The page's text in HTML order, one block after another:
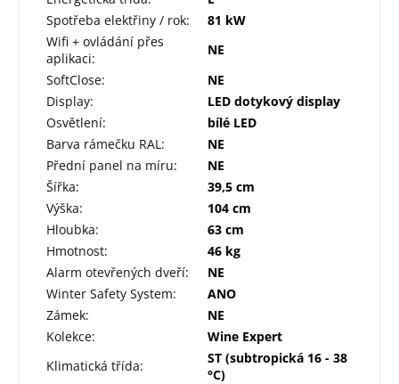
Spotřeba elektřiny / rok:
81 kW
Wifi + ovládání přes
aplikaci:
NE
SoftClose:
NE
Display:
LED dotykový display
Osvětlení:
bílé LED
Barva rámečku RAL:
NE
Přední panel na míru:
NE
Šířka:
39,5 cm
Výška:
104 cm
Hloubka:
63 cm
Hmotnost:
46 kg
Alarm otevřených dveří:
NE
Winter Safety System:
ANO
Zámek:
NE
Kolekce:
Wine Expert
Klimatická třída:
ST (subtropická 16 - 38
°C)